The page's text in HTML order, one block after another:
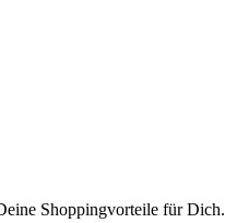
Shoppingvorteile für Dich.